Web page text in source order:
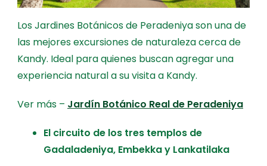
Los Jardines Botánicos de Peradeniya son una de
las mejores excursiones de naturaleza cerca de
Kandy. Ideal para quienes buscan agregar una
experiencia natural a su visita a Kandy.
Ver más – Jardín Botánico Real de Peradeniya
El circuito de los tres templos de
Gadaladeniya, Embekka y Lankatilaka